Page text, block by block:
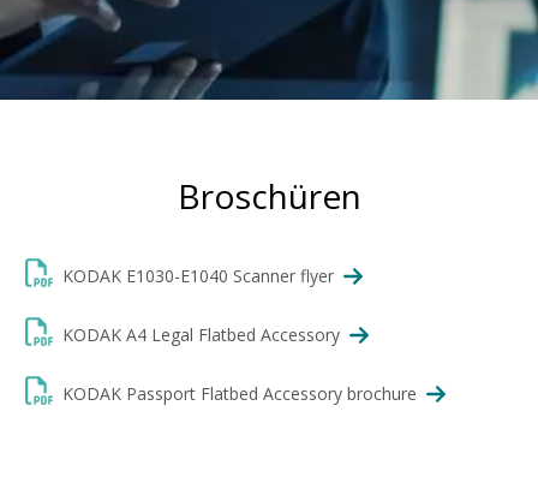
Broschüren
KODAK E1030-E1040 Scanner flyer
KODAK A4 Legal Flatbed Accessory
KODAK Passport Flatbed Accessory brochure